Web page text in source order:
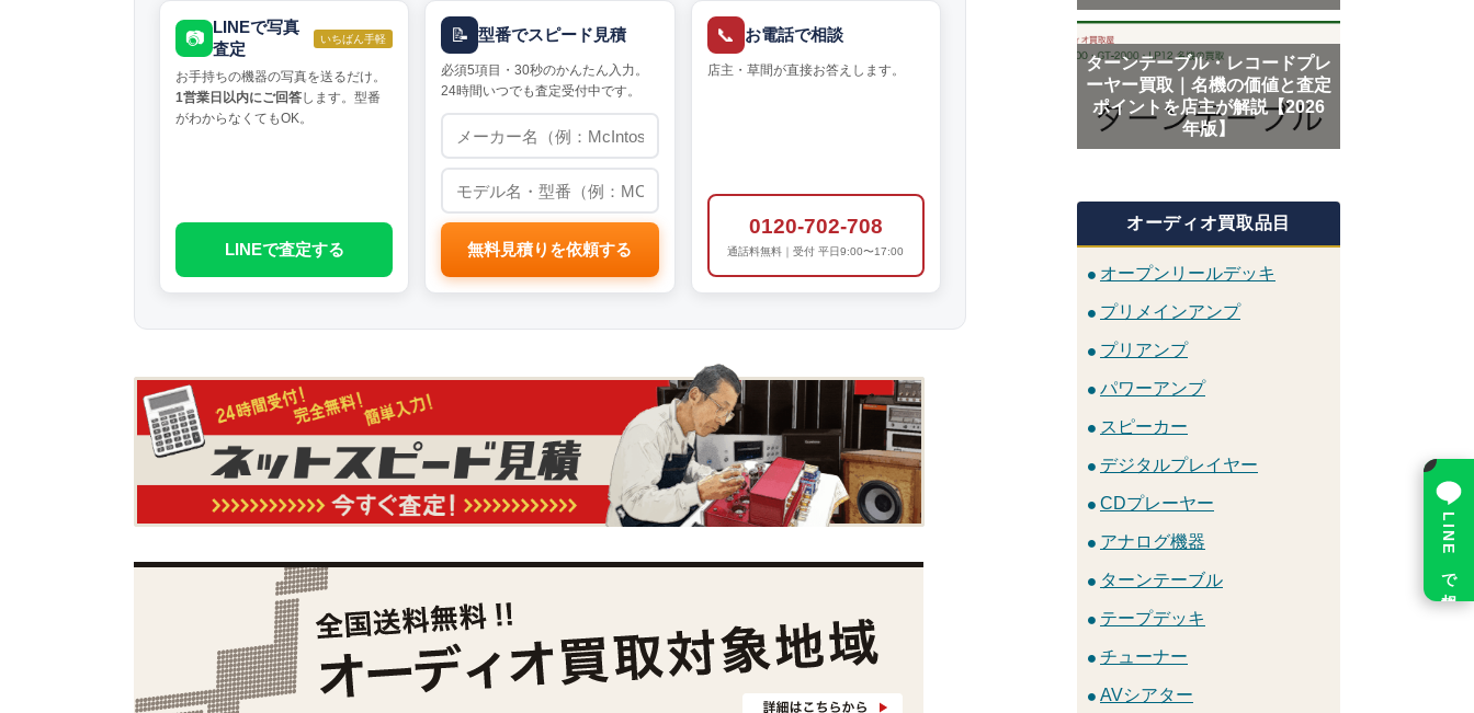
📷
LINEで写真
査定
いちばん手軽
お手持ちの機器の写真を送るだけ。
1営業日以内にご回答します。型番
がわからなくてもOK。
LINEで査定する
📝 型番でスピード見積
必須5項目・30秒のかんたん入力。
24時間いつでも査定受付中です。
無料見積りを依頼する
📞 お電話で相談
店主・草間が直接お答えします。
0120-702-708
通話料無料｜受付 平日9:00〜17:00
ターンテーブル・レコードプレ
ーヤー買取｜名機の価値と査定
ポイントを店主が解説【2026
年版】
オーディオ買取品目
オープンリールデッキ
プリメインアンプ
プリアンプ
パワーアンプ
スピーカー
デジタルプレイヤー
CDプレーヤー
アナログ機器
ターンテーブル
テープデッキ
チューナー
AVシアター
LINE で相談
×